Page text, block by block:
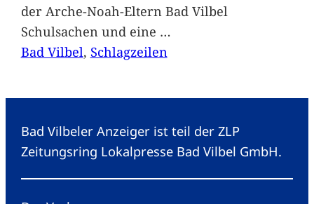
der Arche-Noah-Eltern Bad Vilbel
Schulsachen und eine …
Bad Vilbel, Schlagzeilen
Bad Vilbeler Anzeiger ist teil der ZLP
Zeitungsring Lokalpresse Bad Vilbel GmbH.